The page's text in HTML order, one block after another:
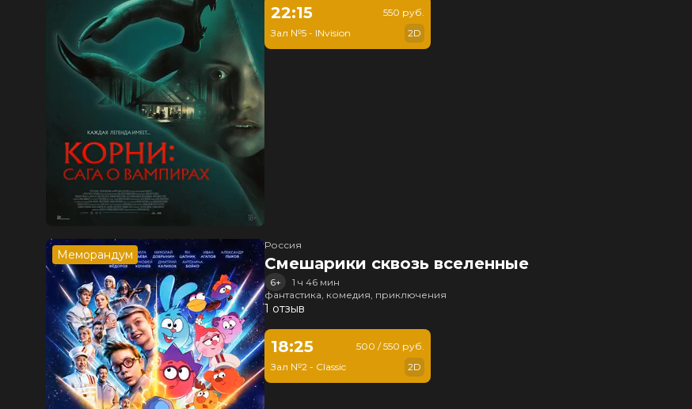
22:15
Зал №5 - INvision
550 руб.
2D
Меморандум
Россия
Смешарики сквозь вселенные
6+
1 ч 46 мин
фантастика, комедия, приключения
1 отзыв
18:25
Зал №2 - Classic
500 / 550 руб.
2D